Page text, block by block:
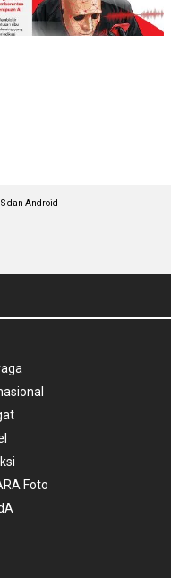
dan Android
Foto